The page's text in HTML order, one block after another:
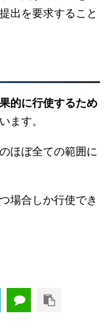
出を要求すること
的に行使するため
ます。
ほぼ全ての範囲に
場合しか行使でき